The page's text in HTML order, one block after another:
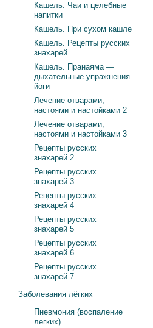
Кашель. Чаи и целебные
напитки
Кашель. При сухом кашле
Кашель. Рецепты русских
знахарей
Кашель. Пранаяма —
дыхательные упражнения
йоги
Лечение отварами,
настоями и настойками 2
Лечение отварами,
настоями и настойками 3
Рецепты русских
знахарей 2
Рецепты русских
знахарей 3
Рецепты русских
знахарей 4
Рецепты русских
знахарей 5
Рецепты русских
знахарей 6
Рецепты русских
знахарей 7
Заболевания лёгких
Пневмония (воспаление
легких)